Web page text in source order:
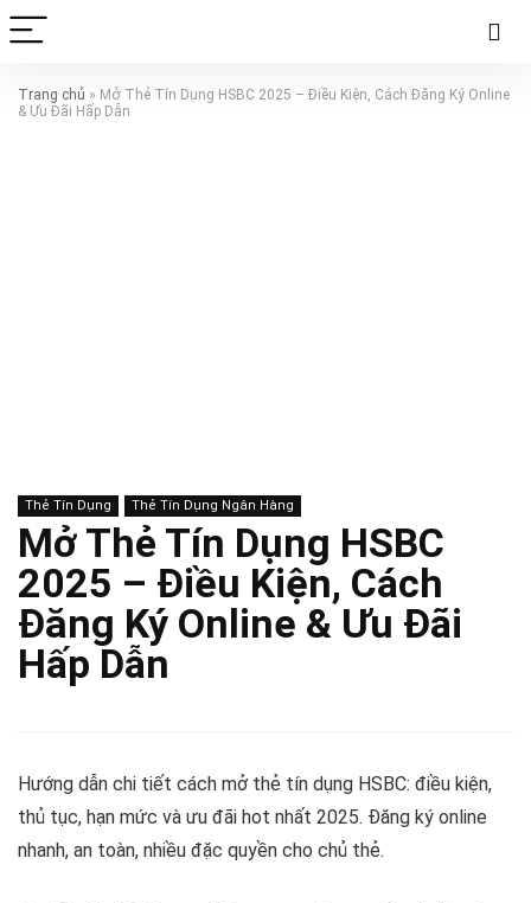
Trang chủ » Mở Thẻ Tín Dụng HSBC 2025 – Điều Kiện, Cách Đăng Ký Online
& Ưu Đãi Hấp Dẫn
Thẻ Tín Dụng Thẻ Tín Dụng Ngân Hàng
Mở Thẻ Tín Dụng HSBC
2025 – Điều Kiện, Cách
Đăng Ký Online & Ưu Đãi
Hấp Dẫn
Hướng dẫn chi tiết cách mở thẻ tín dụng HSBC: điều kiện,
thủ tục, hạn mức và ưu đãi hot nhất 2025. Đăng ký online
nhanh, an toàn, nhiều đặc quyền cho chủ thẻ.